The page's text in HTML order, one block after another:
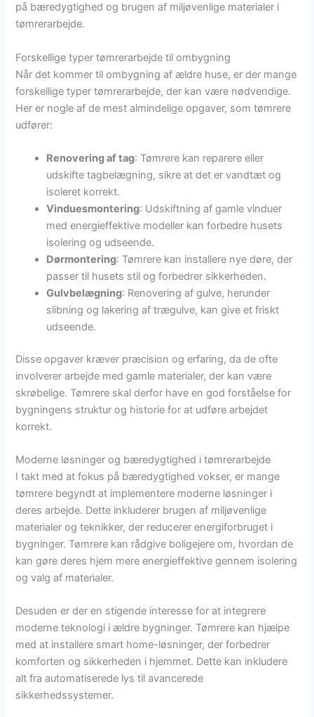
på bæredygtighed og brugen af miljøvenlige materialer i
tømrerarbejde.
Forskellige typer tømrerarbejde til ombygning
Når det kommer til ombygning af ældre huse, er der mange
forskellige typer tømrerarbejde, der kan være nødvendige.
Her er nogle af de mest almindelige opgaver, som tømrere
udfører:
Renovering af tag: Tømrere kan reparere eller
udskifte tagbelægning, sikre at det er vandtæt og
isoleret korrekt.
Vinduesmontering: Udskiftning af gamle vinduer
med energieffektive modeller kan forbedre husets
isolering og udseende.
Dørmontering: Tømrere kan installere nye døre, der
passer til husets stil og forbedrer sikkerheden.
Gulvbelægning: Renovering af gulve, herunder
slibning og lakering af trægulve, kan give et friskt
udseende.
Disse opgaver kræver præcision og erfaring, da de ofte
involverer arbejde med gamle materialer, der kan være
skrøbelige. Tømrere skal derfor have en god forståelse for
bygningens struktur og historie for at udføre arbejdet
korrekt.
Moderne løsninger og bæredygtighed i tømrerarbejde
I takt med at fokus på bæredygtighed vokser, er mange
tømrere begyndt at implementere moderne løsninger i
deres arbejde. Dette inkluderer brugen af miljøvenlige
materialer og teknikker, der reducerer energiforbruget i
bygninger. Tømrere kan rådgive boligejere om, hvordan de
kan gøre deres hjem mere energieffektive gennem isolering
og valg af materialer.
Desuden er der en stigende interesse for at integrere
moderne teknologi i ældre bygninger. Tømrere kan hjælpe
med at installere smart home-løsninger, der forbedrer
komforten og sikkerheden i hjemmet. Dette kan inkludere
alt fra automatiserede lys til avancerede
sikkerhedssystemer.